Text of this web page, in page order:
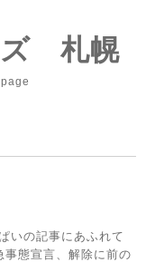
ズ 札幌
いの記事にあふれて
事態宣言、解除に前の